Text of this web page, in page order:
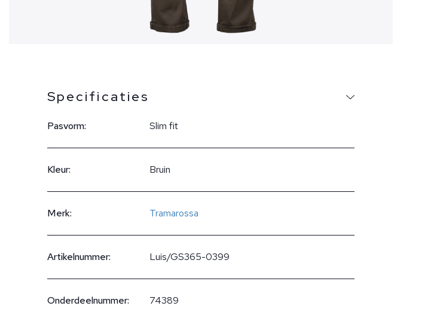
Specificaties
Pasvorm: Slim fit
Kleur: Bruin
Merk: Tramarossa
Artikelnummer: Luis/GS365-0399
Onderdeelnummer: 74389